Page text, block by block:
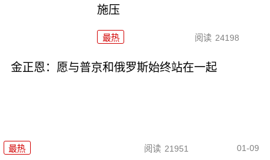
施压
最热 阅读 24198
金正恩：愿与普京和俄罗斯始终站在一起
最热 阅读 21951 01-09